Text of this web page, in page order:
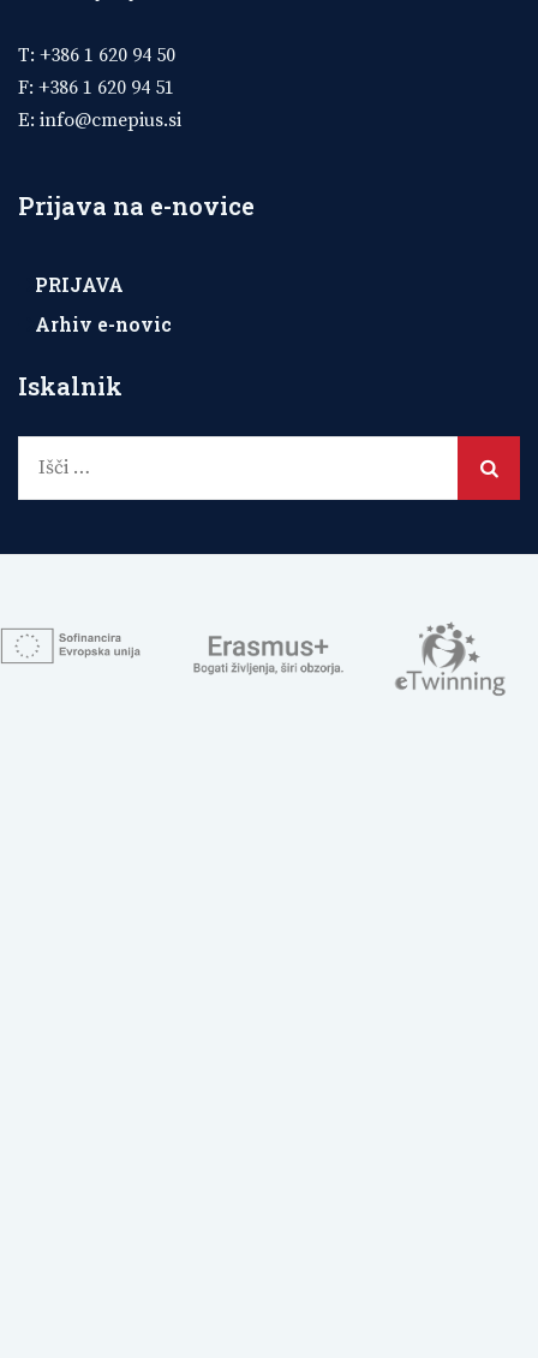
T: +386 1 620 94 50
F: +386 1 620 94 51
E: info@cmepius.si
Prijava na e-novice
PRIJAVA
Arhiv e-novic
Iskalnik